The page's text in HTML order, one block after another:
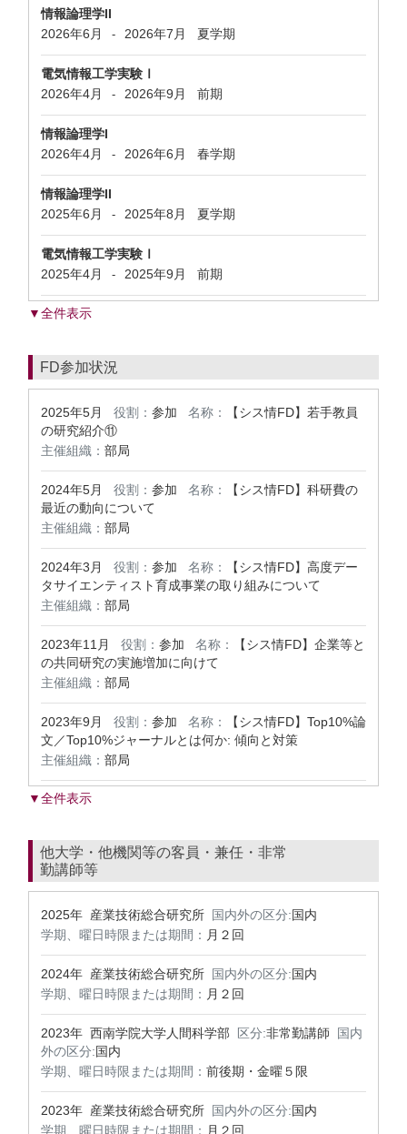
情報論理学II
2026年6月
- 2026年7月 夏学期
電気情報工学実験Ⅰ
2026年4月
- 2026年9月 前期
情報論理学I
2026年4月
- 2026年6月 春学期
情報論理学II
2025年6月
- 2025年8月 夏学期
電気情報工学実験Ⅰ
2025年4月
- 2025年9月 前期
▼全件表示
FD参加状況
2025年5月 役割： 参加 名称：
【シス情FD】若手教員
の研究紹介⑪
主催組織： 部局
2024年5月 役割： 参加 名称：
【シス情FD】科研費の
最近の動向について
主催組織： 部局
2024年3月 役割： 参加 名称：
【シス情FD】高度デー
タサイエンティスト育成事業の取り組みについて
主催組織： 部局
2023年11月 役割： 参加 名称：
【シス情FD】企業等と
の共同研究の実施増加に向けて
主催組織： 部局
2023年9月 役割： 参加 名称：
【シス情FD】Top10%論
文／Top10%ジャーナルとは何か: 傾向と対策
主催組織： 部局
▼全件表示
他大学・他機関等の客員・兼任・非常
勤講師等
2025年 産業技術総合研究所 国内外の区分:国内
学期、曜日時限または期間： 月２回
2024年 産業技術総合研究所 国内外の区分:国内
学期、曜日時限または期間： 月２回
2023年 西南学院大学人間科学部 区分:非常勤講師
国内
外の区分:国内
学期、曜日時限または期間： 前後期・金曜５限
2023年 産業技術総合研究所 国内外の区分:国内
学期、曜日時限または期間： 月２回